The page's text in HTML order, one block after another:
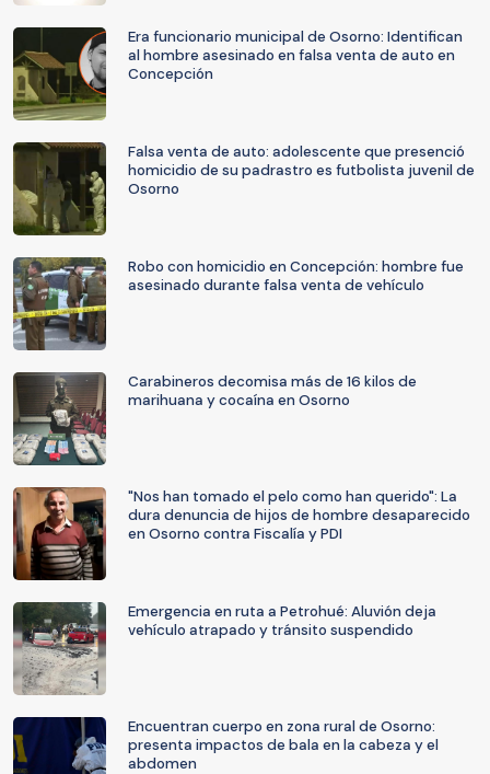
Era funcionario municipal de Osorno: Identifican
al hombre asesinado en falsa venta de auto en
Concepción
Falsa venta de auto: adolescente que presenció
homicidio de su padrastro es futbolista juvenil de
Osorno
Robo con homicidio en Concepción: hombre fue
asesinado durante falsa venta de vehículo
Carabineros decomisa más de 16 kilos de
marihuana y cocaína en Osorno
"Nos han tomado el pelo como han querido": La
dura denuncia de hijos de hombre desaparecido
en Osorno contra Fiscalía y PDI
Emergencia en ruta a Petrohué: Aluvión deja
vehículo atrapado y tránsito suspendido
Encuentran cuerpo en zona rural de Osorno:
presenta impactos de bala en la cabeza y el
abdomen